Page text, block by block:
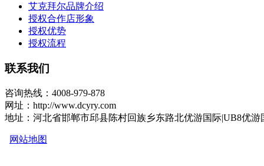
艾克拜尔品牌介绍
授权合作店形象
授权优势
授权流程
联系我们
咨询热线：4008-979-878
网址：http://www.dcyry.com
地址：河北省邯郸市邱县陈村回族乡东路北优游国际|UB8优游
网站地图